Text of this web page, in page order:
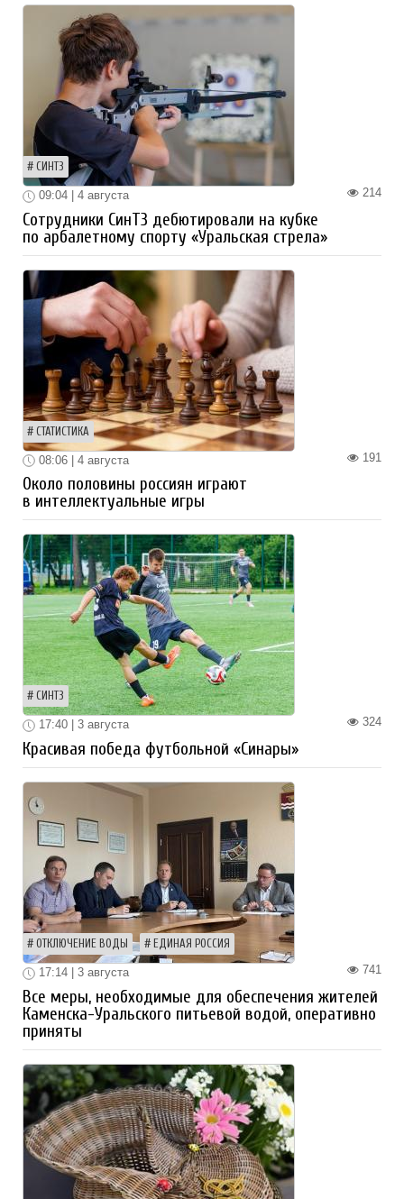
СИНТЗ
214
09:04 | 4 августа
Сотрудники СинТЗ дебютировали на кубке
по арбалетному спорту «Уральская стрела»
СТАТИСТИКА
191
08:06 | 4 августа
Около половины россиян играют
в интеллектуальные игры
СИНТЗ
324
17:40 | 3 августа
Красивая победа футбольной «Синары»
ОТКЛЮЧЕНИЕ ВОДЫ ЕДИНАЯ РОССИЯ
741
17:14 | 3 августа
Все меры, необходимые для обеспечения жителей
Каменска-Уральского питьевой водой, оперативно
приняты